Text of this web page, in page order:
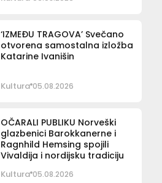
‘IZMEĐU TRAGOVA’ Svečano
otvorena samostalna izložba
Katarine Ivanišin
Kultura 05.08.2026
OČARALI PUBLIKU Norveški
glazbenici Barokkanerne i
Ragnhild Hemsing spojili
Vivaldija i nordijsku tradiciju
Kultura 05.08.2026